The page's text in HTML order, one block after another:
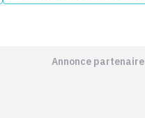
Annonce partenaire